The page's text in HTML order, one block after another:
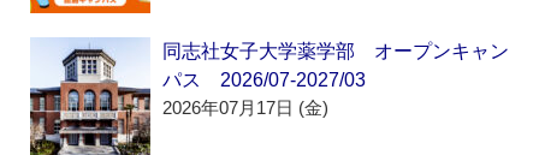
同志社女子大学薬学部 オープンキャン
パス 2026/07-2027/03
2026年07月17日 (金)